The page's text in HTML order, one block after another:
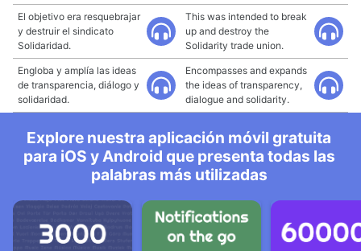
El objetivo era resquebrajar
y destruir el sindicato
Solidaridad.
This was intended to break
up and destroy the
Solidarity trade union.
Engloba y amplía las ideas
de transparencia, diálogo y
solidaridad.
Encompasses and expands
the ideas of transparency,
dialogue and solidarity.
Explore nuestra aplicación móvil gratuita
para iOS y Android que presenta todas las
palabras más utilizadas